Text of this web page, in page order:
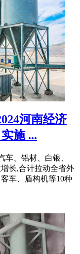
河南经济
施 ...
车、铝材、白银、
长,合计拉动全省外
车、盾构机等10种